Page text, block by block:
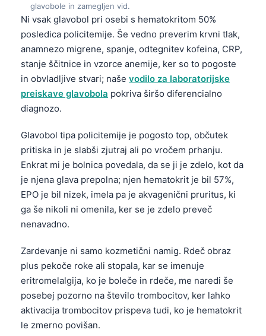
glavobole in zamegljen vid.
Ni vsak glavobol pri osebi s hematokritom 50%
posledica policitemije. Še vedno preverim krvni tlak,
anamnezo migrene, spanje, odtegnitev kofeina, CRP,
stanje ščitnice in vzorce anemije, ker so to pogoste
in obvladljive stvari; naše vodilo za laboratorijske
preiskave glavobola pokriva širšo diferencialno
diagnozo.
Glavobol tipa policitemije je pogosto top, občutek
pritiska in je slabši zjutraj ali po vročem prhanju.
Enkrat mi je bolnica povedala, da se ji je zdelo, kot da
je njena glava prepolna; njen hematokrit je bil 57%,
EPO je bil nizek, imela pa je akvagenični pruritus, ki
ga še nikoli ni omenila, ker se je zdelo preveč
nenavadno.
Zardevanje ni samo kozmetični namig. Rdeč obraz
plus pekoče roke ali stopala, kar se imenuje
eritromelalgija, ko je boleče in rdeče, me naredi še
posebej pozorno na število trombocitov, ker lahko
aktivacija trombocitov prispeva tudi, ko je hematokrit
le zmerno povišan.